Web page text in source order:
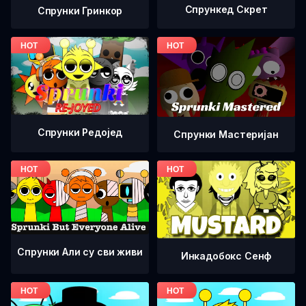
Спрунки Гринкор Спрункед Скрет
Спрунки Редоjед Спрунки Мастеријан
Спрунки Али су сви живи Инкадобокс Сенф